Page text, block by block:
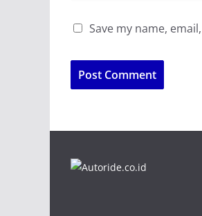
Save my name,